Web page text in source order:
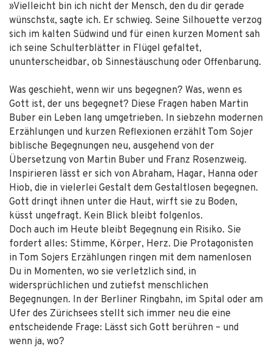
»Vielleicht bin ich nicht der Mensch, den du dir gerade
wünschst«, sagte ich. Er schwieg. Seine Silhouette verzog
sich im kalten Südwind und für einen kurzen Moment sah
ich seine Schulterblätter in Flügel gefaltet,
ununterscheidbar, ob Sinnestäuschung oder Offenbarung.
Was geschieht, wenn wir uns begegnen? Was, wenn es
Gott ist, der uns begegnet? Diese Fragen haben Martin
Buber ein Leben lang umgetrieben. In siebzehn modernen
Erzählungen und kurzen Reflexionen erzählt Tom Sojer
biblische Begegnungen neu, ausgehend von der
Übersetzung von Martin Buber und Franz Rosenzweig.
Inspirieren lässt er sich von Abraham, Hagar, Hanna oder
Hiob, die in vielerlei Gestalt dem Gestaltlosen begegnen.
Gott dringt ihnen unter die Haut, wirft sie zu Boden,
küsst ungefragt. Kein Blick bleibt folgenlos.
Doch auch im Heute bleibt Begegnung ein Risiko. Sie
fordert alles: Stimme, Körper, Herz. Die Protagonisten
in Tom Sojers Erzählungen ringen mit dem namenlosen
Du in Momenten, wo sie verletzlich sind, in
widersprüchlichen und zutiefst menschlichen
Begegnungen. In der Berliner Ringbahn, im Spital oder am
Ufer des Zürichsees stellt sich immer neu die eine
entscheidende Frage: Lässt sich Gott berühren – und
wenn ja, wo?